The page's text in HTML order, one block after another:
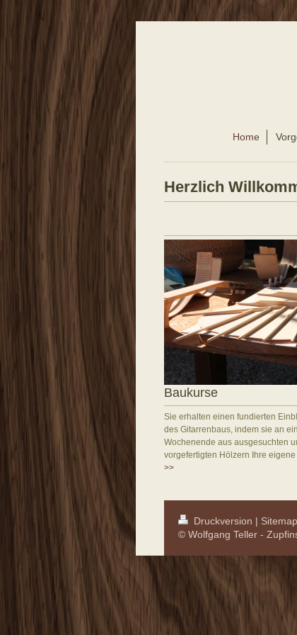
Home
Herzlich
Baukurse
Sie erhalten einen fundierten
des Gitarrenbaus, indem sie an
Wochenende aus ausgesuchten
vorgefertigten Hölzern Ihre
>>
Druckversion | Sitemap
© Wolfgang Teller -